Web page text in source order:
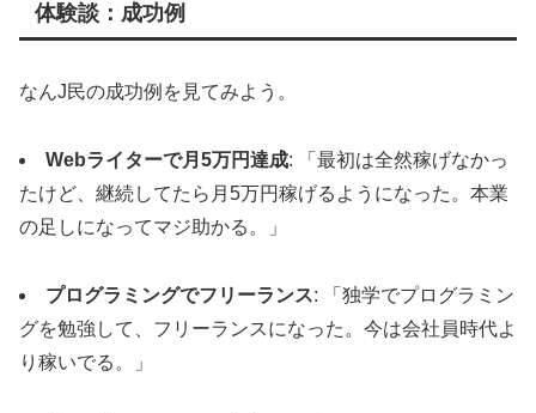
体験談：成功例
なんJ民の成功例を見てみよう。
Webライターで月5万円達成: 「最初は全然稼げなかっ
たけど、継続してたら月5万円稼げるようになった。本業
の足しになってマジ助かる。」
プログラミングでフリーランス: 「独学でプログラミン
グを勉強して、フリーランスになった。今は会社員時代よ
り稼いでる。」